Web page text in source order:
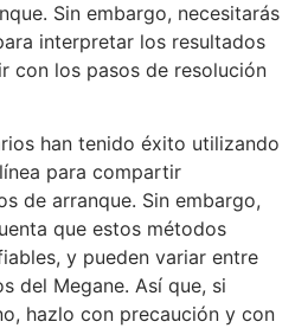
Sin embargo, necesitarás
interpretar los resultados
con los pasos de resolución
han tenido éxito utilizando
para compartir
de arranque. Sin embargo,
que estos métodos
y pueden variar entre
del Megane. Así que, si
hazlo con precaución y con